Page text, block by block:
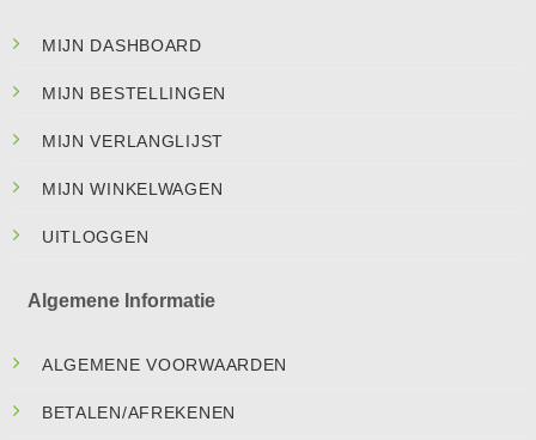
MIJN DASHBOARD
MIJN BESTELLINGEN
MIJN VERLANGLIJST
MIJN WINKELWAGEN
UITLOGGEN
Algemene Informatie
ALGEMENE VOORWAARDEN
BETALEN/AFREKENEN